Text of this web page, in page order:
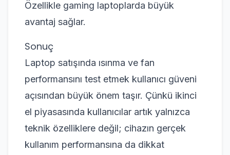
Özellikle gaming laptoplarda büyük
avantaj sağlar.
Sonuç
Laptop satışında ısınma ve fan
performansını test etmek kullanıcı güveni
açısından büyük önem taşır. Çünkü ikinci
el piyasasında kullanıcılar artık yalnızca
teknik özelliklere değil; cihazın gerçek
kullanım performansına da dikkat